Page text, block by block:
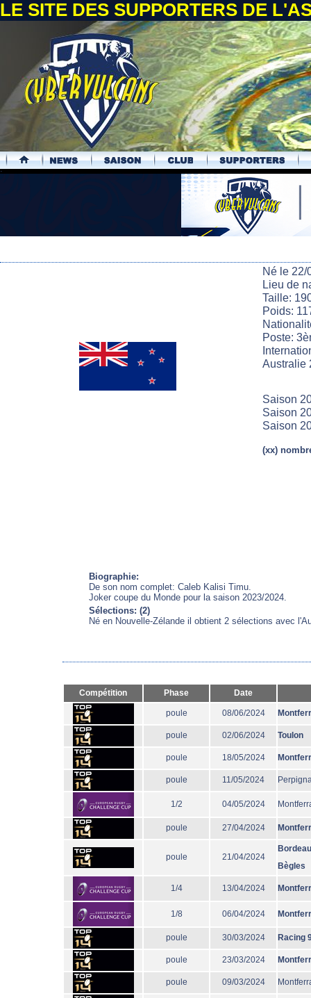
LE SITE DES SUPPORTERS DE
.
Né le 22/
Lieu de
Taille:
Poids:
Poste:
Australie
Saison
Saison
Saison
(xx)
Biographie:
De son nom complet: Caleb Kalisi Timu.
Joker coupe du Monde pour la saison 2023/2024.
Sélections: (2)
Né en Nouvelle-Zélande il obtient 2 sélections avec
Compétition Phase Date
poule 08/06/2024
poule 02/06/2024 Toulon
poule 18/05/2024
poule 11/05/2024
1/2 04/05/2024
poule 27/04/2024
poule 21/04/2024
Bègles
1/4 13/04/2024
1/8 06/04/2024
poule 30/03/2024 Racing
poule 23/03/2024
poule 09/03/2024